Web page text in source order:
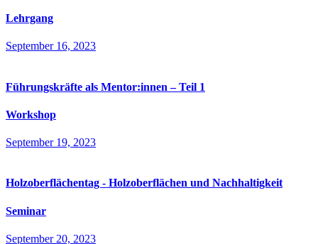
Lehrgang
September 16, 2023
Führungskräfte als Mentor:innen – Teil 1
Workshop
September 19, 2023
Holzoberflächentag - Holzoberflächen und Nachhaltigkeit
Seminar
September 20, 2023